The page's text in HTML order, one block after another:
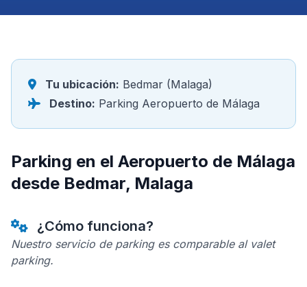
Tu ubicación: Bedmar (Malaga)
Destino: Parking Aeropuerto de Málaga
Parking en el Aeropuerto de Málaga
desde Bedmar, Malaga
¿Cómo funciona?
Nuestro servicio de parking es comparable al valet
parking.